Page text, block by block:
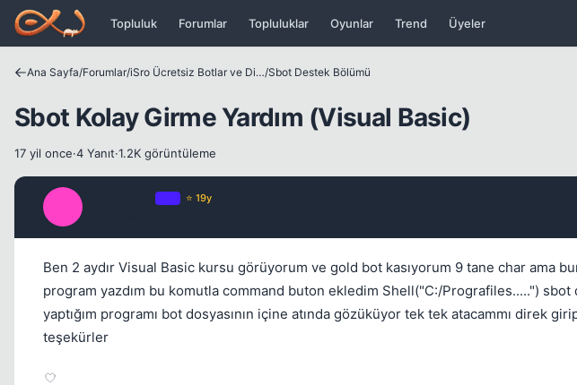
Icerige atla
Topluluk Forumlar Topluluklar Oyunlar Trend Üyeler
Ana Sayfa/Forumlar/ iSro Ücretsiz Botlar ve Diğer Programlar/Sbot Destek Bölümü
Sbot Kolay Girme Yardım (Visual Basic)
17 yil once·4 Yanıt·1.2K görüntüleme
⭐ 19y
Ben 2 aydır Visual Basic kursu görüyorum ve gold bot kasıyorum 9 tane char ama
program yazdım bu komutla command buton ekledim Shell("C:/Prografiles.....") sbot
yaptığım programı bot dosyasının içine atında gözüküyor tek tek atacammı direk
teşekürler